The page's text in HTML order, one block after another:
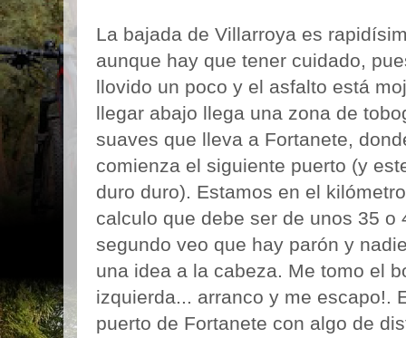
La bajada de Villarroya es
aunque hay que tener cuidado,
llovido un poco y el asfalto está
llegar abajo llega una zona de
suaves que lleva a Fortanete,
comienza el siguiente puerto (y
duro duro). Estamos en el
calculo que debe ser de unos 35 o
segundo veo que hay parón y
una idea a la cabeza. Me tomo el
izquierda... arranco y me escapo!.
puerto de Fortanete con algo de